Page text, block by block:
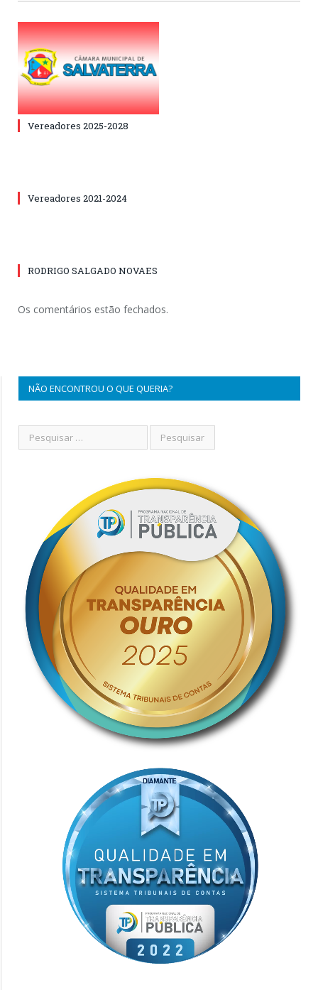
Vereadores 2025-2028
Vereadores 2021-2024
RODRIGO SALGADO NOVAES
Os comentários estão fechados.
NÃO ENCONTROU O QUE QUERIA?